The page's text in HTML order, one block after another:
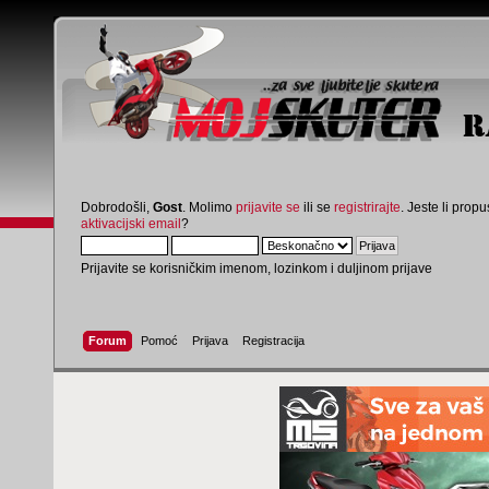
Dobrodošli, Gost . Molimo prijavite se ili se registrirajte . Jeste li
aktivacijski email?
Prijavite se korisničkim imenom, lozinkom i duljinom prijave
Forum Pomoć Prijava Registracija